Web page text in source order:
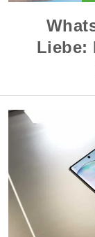
Liebe: